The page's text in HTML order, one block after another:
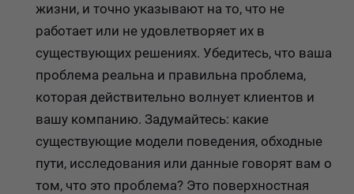
жизни, и точно указывают на то, что не
работает или не удовлетворяет их в
существующих решениях. Убедитесь, что ваша
проблема реальна и правильна проблема,
которая действительно волнует клиентов и
вашу компанию. Задумайтесь: какие
существующие модели поведения, обходные
пути, исследования или данные говорят вам о
том, что это проблема? Это поверхностная